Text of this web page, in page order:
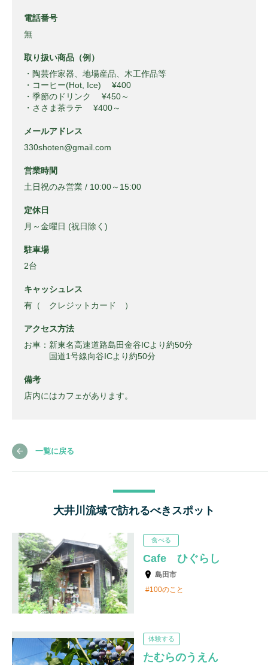
電話番号
無
取り扱い商品（例）
・陶芸作家器、地場産品、木工作品等
・コーヒー(Hot, Ice) ¥400
・季節のドリンク ¥450～
・ささま茶ラテ ¥400～
メールアドレス
330shoten@gmail.com
営業時間
土日祝のみ営業 / 10:00～15:00
定休日
月～金曜日 (祝日除く)
駐車場
2台
キャッシュレス
有（ クレジットカード ）
アクセス方法
お車：新東名高速道路島田金谷ICより約50分
国道1号線向谷ICより約50分
備考
店内にはカフェがあります。
一覧に戻る
大井川流域で訪れるべきスポット
Cafe ひぐらし
島田市
100のこと
食べる
たむらのうえん
体験する